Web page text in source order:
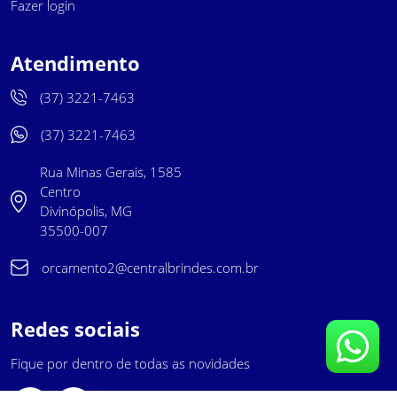
Fazer login
Atendimento
(37) 3221-7463
(37) 3221-7463
Rua Minas Gerais, 1585
Centro
Divinópolis, MG
35500-007
orcamento2@centralbrindes.com.br
Redes sociais
Fique por dentro de todas as novidades